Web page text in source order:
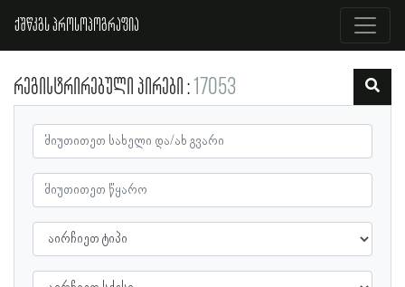
ქშწკგს პროსოპოგრაფია
რეგისტრირებული პირები 17053